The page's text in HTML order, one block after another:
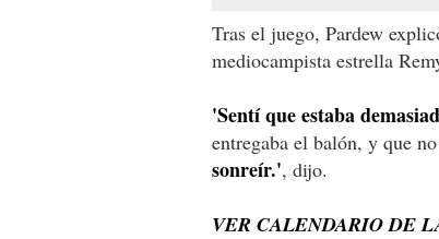
Tras el juego, Pardew
mediocampista estrella
'Sentí que estaba
entregaba el balón, y que
sonreír.', dijo.
VER CALENDARIO DE